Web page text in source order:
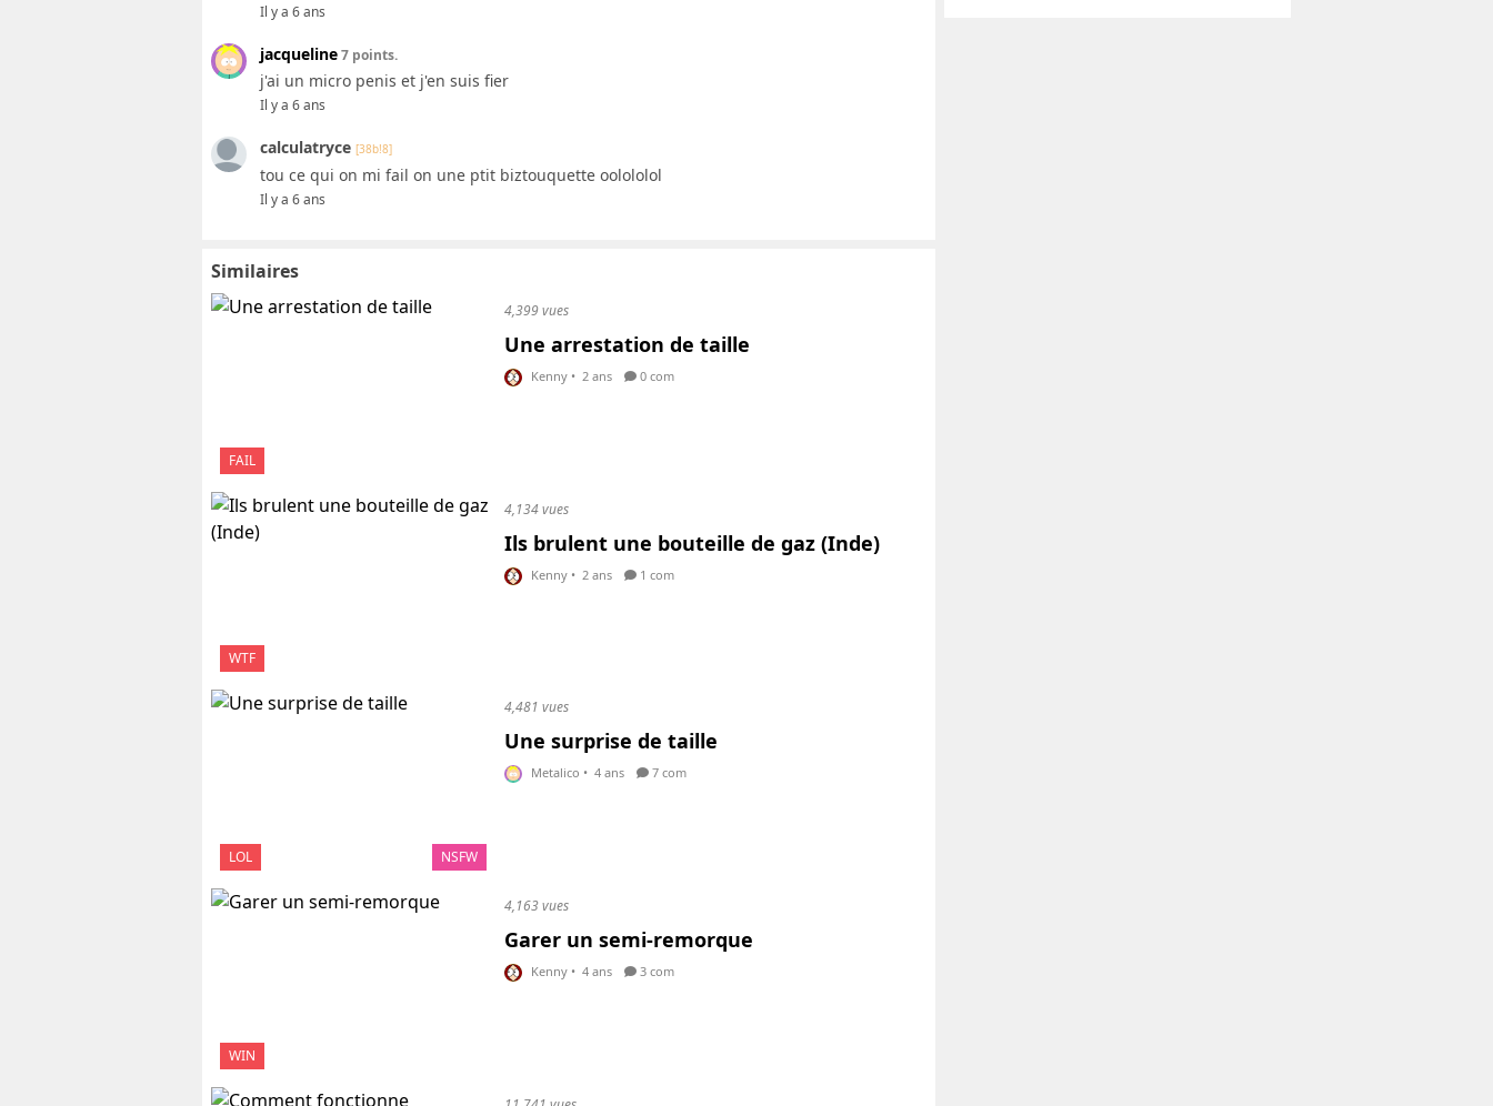
Il y a 6 ans
jacqueline7 points.
j'ai un micro penis et j'en suis fier
Il y a 6 ans
calculatryce [38b!8]
tou ce qui on mi fail on une ptit biztouquette oolololol
Il y a 6 ans
Similaires
FAIL
4,399 vues
Une arrestation de taille
Kenny • 2 ans 0 com
WTF
4,134 vues
Ils brulent une bouteille de gaz (Inde)
Kenny • 2 ans 1 com
LOL NSFW
4,481 vues
Une surprise de taille
Metalico • 4 ans 7 com
WIN
4,163 vues
Garer un semi-remorque
Kenny • 4 ans 3 com